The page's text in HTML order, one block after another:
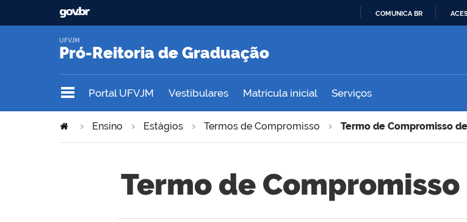
COMUNICA BR
Pró-Reitoria de Graduação
UFVJM
Portal UFVJM Vestibulares Matrícula inicial Serviços
Ensino Estágios Termos de Compromisso Termo de Compromisso
Termo de Compromisso